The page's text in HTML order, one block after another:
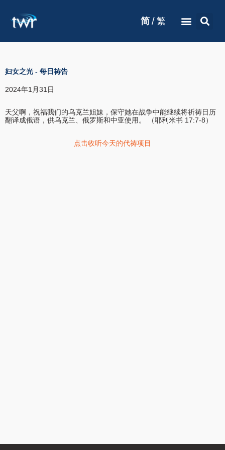
简 / 繁
妇女之光 - 每日祷告
2024年1月31日
天父啊，祝福我们的乌克兰姐妹，保守她在战争中能继续将祈祷日历
翻译成俄语，供乌克兰、俄罗斯和中亚使用。 （耶利米书 17:7-8）
点击收听今天的代祷项目